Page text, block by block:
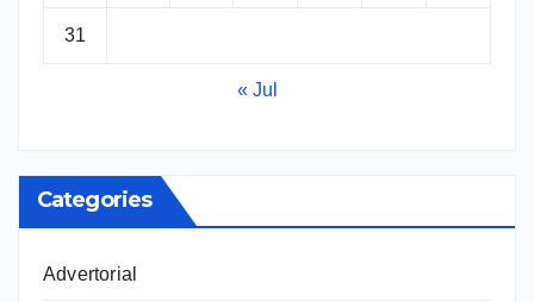
31
« Jul
Categories
Advertorial